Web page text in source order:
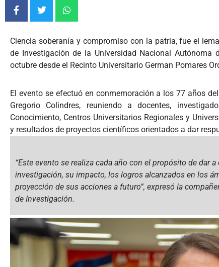
Ciencia soberanía y compromiso con la patria, fue el
de Investigación de la Universidad Nacional Autónoma
octubre desde el Recinto Universitario German Pomares
El evento se efectuó en conmemoración a los 77 años
Gregorio Colindres, reuniendo a docentes,
Conocimiento, Centros Universitarios Regionales y
y resultados de proyectos científicos orientados a dar
“Este evento se realiza cada año con el propósito de dar
investigación, su impacto, los logros alcanzados en los
proyección de sus acciones a futuro”, expresó la
de Investigación.